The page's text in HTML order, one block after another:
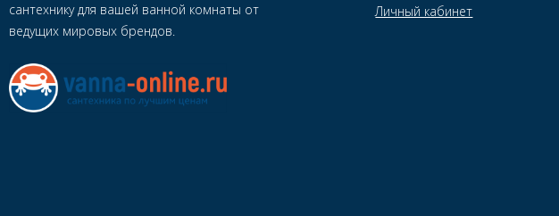
сантехнику для вашей ванной комнаты от
ведущих мировых брендов.
Личный кабинет